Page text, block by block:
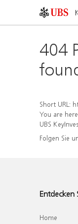
404
Short URL:
You are
UBS
Folgen Sie
Entdecken
Home